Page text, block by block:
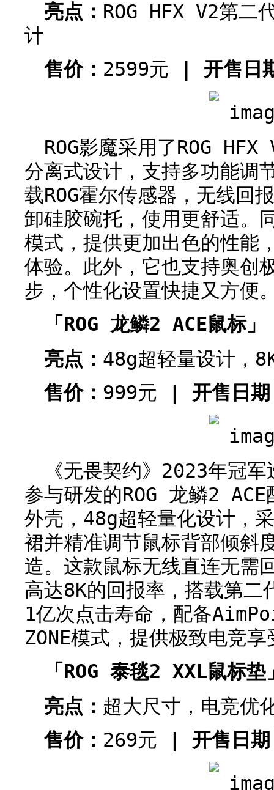
亮点： ROG HFX V2第二
计
售价： 2599元 | 开售日
ROG影魔采用了ROG
分离式设计，支持多功能调
载ROG霍尔传感器，无线回
卸硅胶碗托，使用更舒适。
模式，提供更加出色的性能
体验。此外，它也支持奥创
步，个性化设置快捷又方便
「ROG 龙鳞2 ACE鼠标」
亮点： 48g超轻量设计，
售价： 999元 | 开售日期
《无畏契约》2023年冠军
参与研发的ROG 龙鳞2
外壳，48g超轻量化设计，
裙并精准调节鼠标背部倾斜
造。这款鼠标无线直连无需
高达8K的回报率，搭载第二
1亿次点击寿命，配备
ZONE模式，提供极致电竞享
「ROG 泰毯2 XXL鼠标垫
亮点： 超大尺寸，电竞优
售价： 269元 | 开售日期